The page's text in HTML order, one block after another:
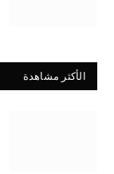
الأكثر مشاهدة